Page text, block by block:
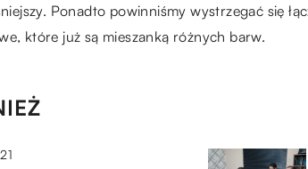
Ponadto powinniśmy wystrzegać się
które już są mieszanką różnych barw.